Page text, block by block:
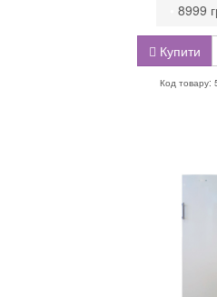
Купити
8999
Код товару: